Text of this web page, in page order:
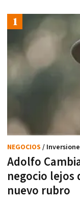
Adolfo
negocio lejos
nuevo rubro
NEGOCIOS /